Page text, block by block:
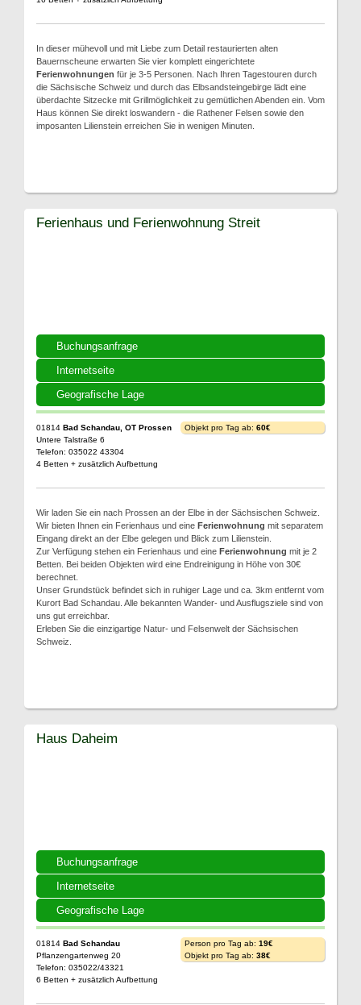
In dieser mühevoll und mit Liebe zum Detail restaurierten alten
Bauernscheune erwarten Sie vier komplett eingerichtete
Ferienwohnungen für je 3-5 Personen. Nach Ihren Tagestouren durch
die Sächsische Schweiz und durch das Elbsandsteingebirge lädt eine
überdachte Sitzecke mit Grillmöglichkeit zu gemütlichen Abenden ein. Vom
Haus können Sie direkt loswandern - die Rathener Felsen sowie den
imposanten Lilienstein erreichen Sie in wenigen Minuten.
Buchungsanfrage
Internetseite
Geografische Lage
Ferienhaus und Ferienwohnung Streit
01814 Bad Schandau, OT Prossen
Untere Talstraße 6
Telefon: 035022 43304
4 Betten + zusätzlich Aufbettung
Objekt pro Tag ab: 60€
Wir laden Sie ein nach Prossen an der Elbe in der Sächsischen Schweiz.
Wir bieten Ihnen ein Ferienhaus und eine Ferienwohnung mit separatem
Eingang direkt an der Elbe gelegen und Blick zum Lilienstein.
Zur Verfügung stehen ein Ferienhaus und eine Ferienwohnung mit je 2
Betten. Bei beiden Objekten wird eine Endreinigung in Höhe von 30€
berechnet.
Unser Grundstück befindet sich in ruhiger Lage und ca. 3km entfernt vom
Kurort Bad Schandau. Alle bekannten Wander- und Ausflugsziele sind von
uns gut erreichbar.
Erleben Sie die einzigartige Natur- und Felsenwelt der Sächsischen
Schweiz.
Buchungsanfrage
Internetseite
Geografische Lage
Haus Daheim
01814 Bad Schandau
Pflanzengartenweg 20
Telefon: 035022/43321
6 Betten + zusätzlich Aufbettung
Person pro Tag ab: 19€
Objekt pro Tag ab: 38€